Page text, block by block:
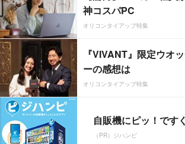
神コスパPC
オリコンタイアップ特集
『VIVANT』限定ウオ
ーの感想は
オリコンタイアップ特集
自販機にピッ！です
（PR）ジハンピ